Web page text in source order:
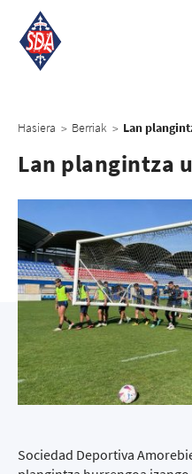
Hasiera > Berriak >
Lan plangintza
Sociedad Deportiva